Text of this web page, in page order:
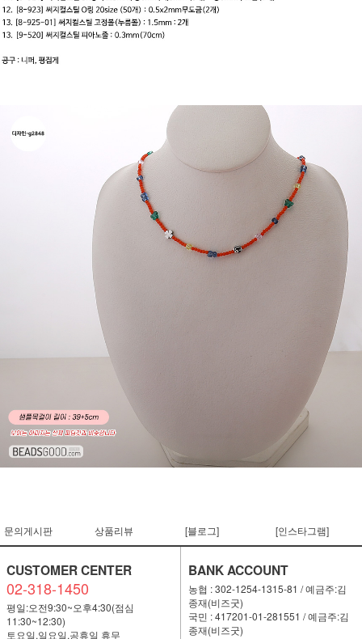
문의게시판 상품리뷰 [블로그] [인스타그램]
CUSTOMER CENTER
02-318-1450
평일:오전9:30~오후4:30(점심
11:30~12:30)
토요일,일요일,공휴일 휴무
BANK ACCOUNT
농협 : 302-1254-1315-81 / 예금주:김
종재(비즈굿)
국민 : 417201-01-281551 / 예금주:김
종재(비즈굿)